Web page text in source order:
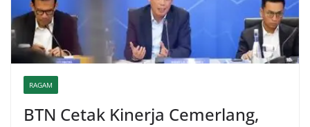
RAGAM
BTN Cetak Kinerja Cemerlang,